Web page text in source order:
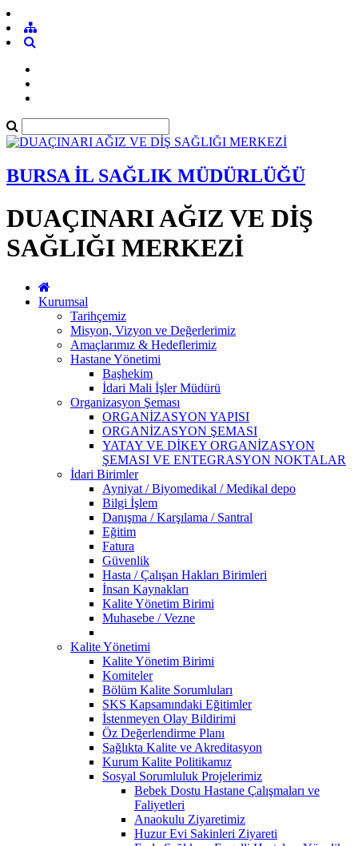
BURSA İL SAĞLIK MÜDÜRLÜĞÜ
DUAÇINARI AĞIZ VE DİŞ
SAĞLIĞI MERKEZİ
Kurumsal
Tarihçemiz
Misyon, Vizyon ve Değerlerimiz
Amaçlarımız & Hedeflerimiz
Hastane Yönetimi
Başhekim
İdari Mali İşler Müdürü
Organizasyon Şeması
ORGANİZASYON YAPISI
ORGANİZASYON ŞEMASI
YATAY VE DİKEY ORGANİZASYON
ŞEMASI VE ENTEGRASYON NOKTALAR
İdari Birimler
Ayniyat / Biyomedikal / Medikal depo
Bilgi İşlem
Danışma / Karşılama / Santral
Eğitim
Fatura
Güvenlik
Hasta / Çalışan Hakları Birimleri
İnsan Kaynakları
Kalite Yönetim Birimi
Muhasebe / Vezne
Kalite Yönetimi
Kalite Yönetim Birimi
Komiteler
Bölüm Kalite Sorumluları
SKS Kapsamındaki Eğitimler
İstenmeyen Olay Bildirimi
Öz Değerlendirme Planı
Sağlıkta Kalite ve Akreditasyon
Kurum Kalite Politikamız
Sosyal Sorumluluk Projelerimiz
Bebek Dostu Hastane Çalışmaları ve
Faliyetleri
Anaokulu Ziyaretimiz
Huzur Evi Sakinleri Ziyareti